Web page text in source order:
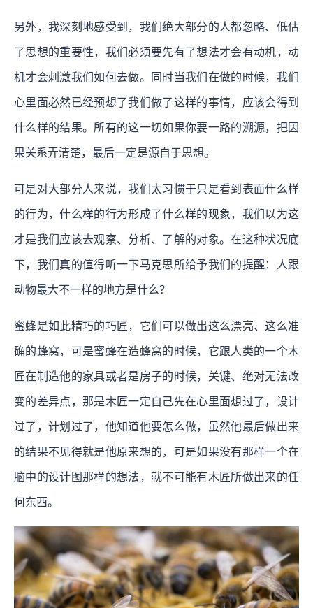
另外，我深刻地感受到， 我们绝大部分的人都忽略、低估
了思想的重要性，我们必须要先有了想法才会有动机，动
机才会刺激我们如何去做。同时当我们在做的时候，我们
心里面必然已经预想了我们做了这样的事情，应该会得到
什么样的结果。所有的这一切如果你要一路的溯源，把因
果关系弄清楚，最后一定是源自于思想。
可是对大部分人来说，我们太习惯于只是看到表面什么样
的行为，什么样的行为形成了什么样的现象，我们以为这
才是我们应该去观察、分析、了解的对象。在这种状况底
下，我们真的值得听一下马克思所给予我们的提醒：人跟
动物最大不一样的地方是什么？
蜜蜂是如此精巧的巧匠，它们可以做出这么漂亮、这么准
确的蜂窝，可是蜜蜂在造蜂窝的时候，它跟人类的一个木
匠在制造他的家具或者是房子的时候，关键、绝对无法改
变的差异点，那是木匠一定自己先在心里面想过了，设计
过了，计划过了，他知道他要怎么做，虽然他最后做出来
的结果不见得就是他原来想的，可是如果没有那样一个在
脑中的设计图那样的想法，就不可能有木匠所做出来的任
何东西。